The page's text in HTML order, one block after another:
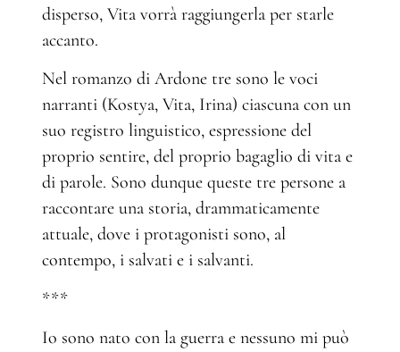
disperso, Vita vorrà raggiungerla per starle
accanto.
Nel romanzo di Ardone tre sono le voci
narranti (Kostya, Vita, Irina) ciascuna con un
suo registro linguistico, espressione del
proprio sentire, del proprio bagaglio di vita e
di parole. Sono dunque queste tre persone a
raccontare una storia, drammaticamente
attuale, dove i protagonisti sono, al
contempo, i salvati e i salvanti.
***
Io sono nato con la guerra e nessuno mi può